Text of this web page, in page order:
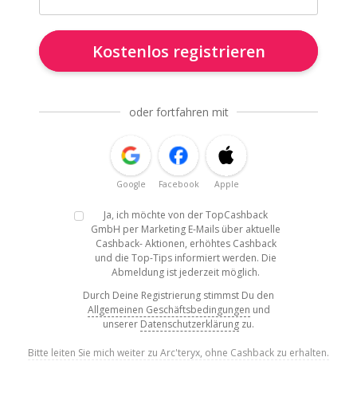
Kostenlos registrieren
oder fortfahren mit
Google Facebook Apple
Ja, ich möchte von der TopCashback
GmbH per Marketing E-Mails über aktuelle
Cashback- Aktionen, erhöhtes Cashback
und die Top-Tips informiert werden. Die
Abmeldung ist jederzeit möglich.
Durch Deine Registrierung stimmst Du den
Allgemeinen Geschäftsbedingungen und
unserer Datenschutzerklärung zu.
Bitte leiten Sie mich weiter zu Arc'teryx, ohne Cashback zu erhalten.